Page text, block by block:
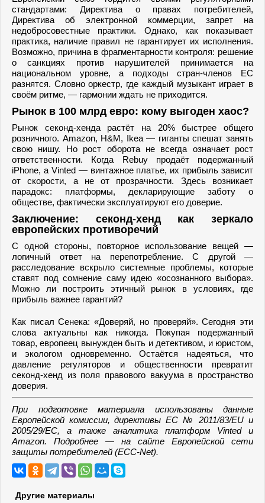
стандартами: Директива о правах потребителей,
Директива об электронной коммерции, запрет на
недобросовестные практики. Однако, как показывает
практика, наличие правил не гарантирует их исполнения.
Возможно, причина в фрагментарности контроля: решение
о санкциях против нарушителей принимается на
национальном уровне, а подходы стран-членов ЕС
разнятся. Словно оркестр, где каждый музыкант играет в
своём ритме, — гармонии ждать не приходится.
Рынок в 100 млрд евро: кому выгоден хаос?
Рынок секонд-хенда растёт на 20% быстрее общего
розничного. Amazon, H&M, Ikea — гиганты спешат занять
свою нишу. Но рост оборота не всегда означает рост
ответственности. Когда Rebuy продаёт подержанный
iPhone, а Vinted — винтажное платье, их прибыль зависит
от скорости, а не от прозрачности. Здесь возникает
парадокс: платформы, декларирующие заботу о
обществе, фактически эксплуатируют его доверие.
Заключение: секонд-хенд как зеркало
европейских противоречий
С одной стороны, повторное использование вещей —
логичный ответ на перепотребление. С другой —
расследование вскрыло системные проблемы, которые
ставят под сомнение саму идею «осознанного выбора».
Можно ли построить этичный рынок в условиях, где
прибыль важнее гарантий?
Как писал Сенека: «Доверяй, но проверяй». Сегодня эти
слова актуальны как никогда. Покупая подержанный
товар, европеец вынужден быть и детективом, и юристом,
и экологом одновременно. Остаётся надеяться, что
давление регуляторов и общественности превратит
секонд-хенд из поля правового вакуума в пространство
доверия.
При подготовке материала использованы данные
Европейской комиссии, директивы ЕС № 2011/83/EU и
2005/29/EC, а также аналитика платформ Vinted и
Amazon. Подробнее — на сайте Европейской сети
защиты потребителей (ECC-Net).
Другие материалы